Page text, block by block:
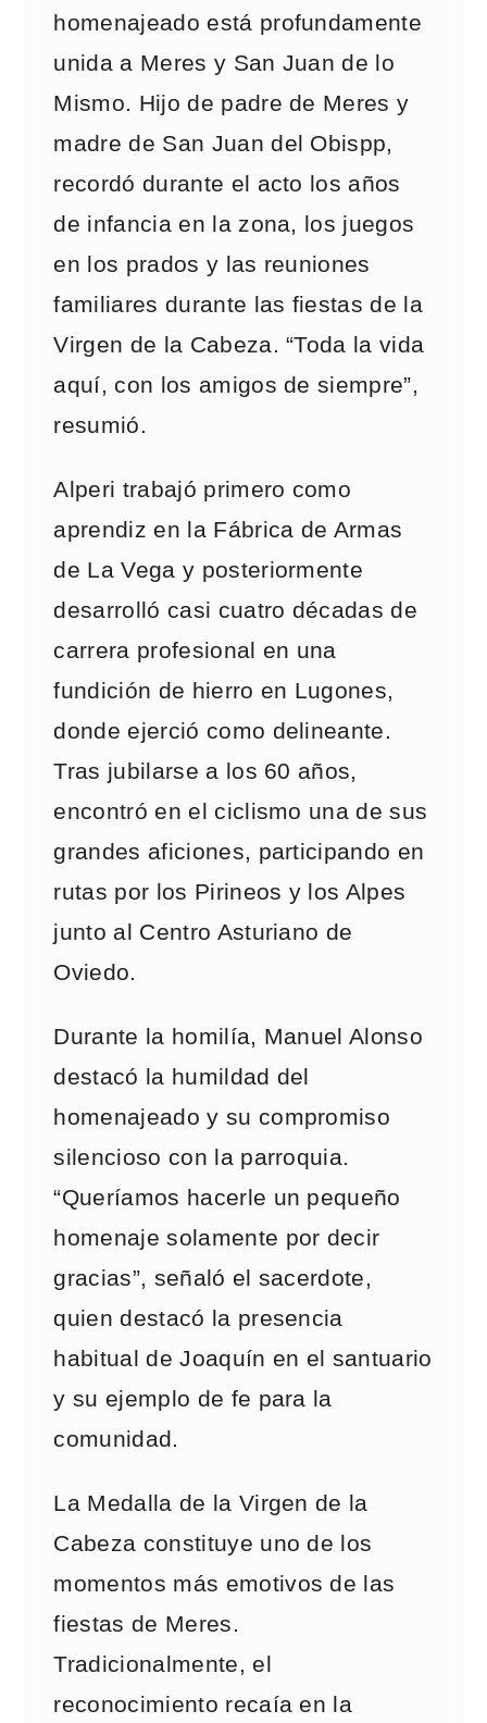
homenajeado está profundamente
unida a Meres y San Juan de lo
Mismo. Hijo de padre de Meres y
madre de San Juan del Obispp,
recordó durante el acto los años
de infancia en la zona, los juegos
en los prados y las reuniones
familiares durante las fiestas de la
Virgen de la Cabeza. “Toda la vida
aquí, con los amigos de siempre”,
resumió.
Alperi trabajó primero como
aprendiz en la Fábrica de Armas
de La Vega y posteriormente
desarrolló casi cuatro décadas de
carrera profesional en una
fundición de hierro en Lugones,
donde ejerció como delineante.
Tras jubilarse a los 60 años,
encontró en el ciclismo una de sus
grandes aficiones, participando en
rutas por los Pirineos y los Alpes
junto al Centro Asturiano de
Oviedo.
Durante la homilía, Manuel Alonso
destacó la humildad del
homenajeado y su compromiso
silencioso con la parroquia.
“Queríamos hacerle un pequeño
homenaje solamente por decir
gracias”, señaló el sacerdote,
quien destacó la presencia
habitual de Joaquín en el santuario
y su ejemplo de fe para la
comunidad.
La Medalla de la Virgen de la
Cabeza constituye uno de los
momentos más emotivos de las
fiestas de Meres.
Tradicionalmente, el
reconocimiento recaía en la